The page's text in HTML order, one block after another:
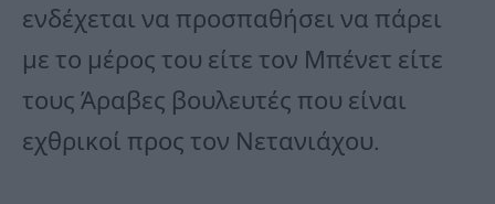
ενδέχεται να προσπαθήσει να πάρει
με το μέρος του είτε τον Μπένετ είτε
τους Άραβες βουλευτές που είναι
εχθρικοί προς τον Νετανιάχου.